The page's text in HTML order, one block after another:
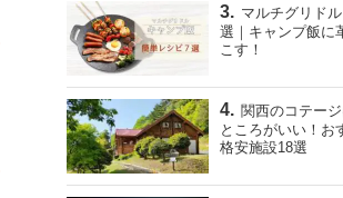
マルチグリド
選｜キャンプ飯に
こす！
関西のコテー
ところがいい！お
格安施設18選